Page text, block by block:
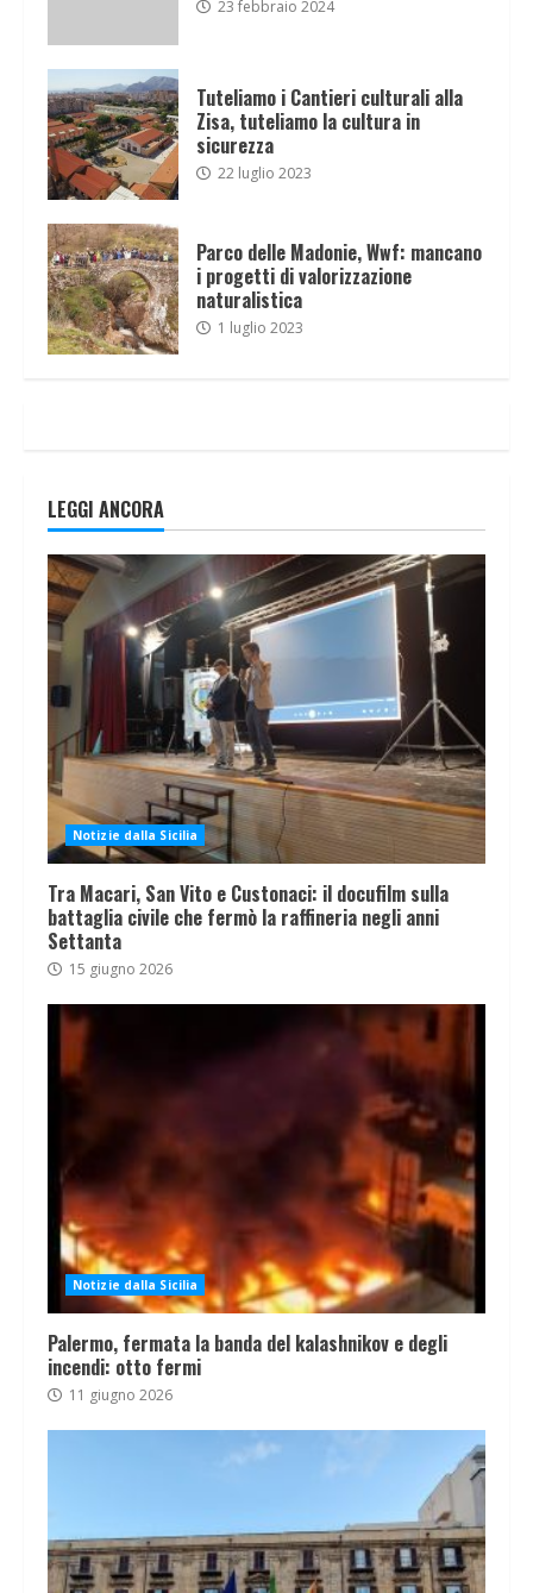
23 febbraio 2024
Tuteliamo i Cantieri culturali alla
Zisa, tuteliamo la cultura in
sicurezza
22 luglio 2023
Parco delle Madonie, Wwf: mancano
i progetti di valorizzazione
naturalistica
1 luglio 2023
LEGGI ANCORA
Notizie dalla Sicilia
Tra Macari, San Vito e Custonaci: il docufilm sulla
battaglia civile che fermò la raffineria negli anni
Settanta
15 giugno 2026
Notizie dalla Sicilia
Palermo, fermata la banda del kalashnikov e degli
incendi: otto fermi
11 giugno 2026